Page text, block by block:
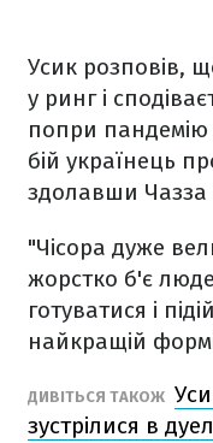
Усик розповів,
у ринг і
попри пандемію
бій українець
здолавши Чазза
"Чісора дуже
жорстко б'є
готуватися і
найкращій
ДИВІТЬСЯ ТАКОЖ
зустрілися в